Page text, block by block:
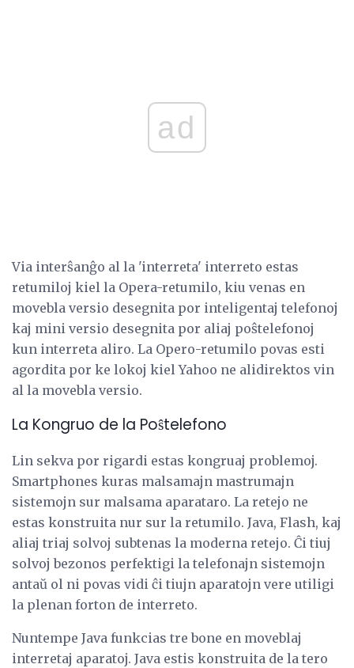
ad
Via interŝanĝo al la 'interreta' interreto estas
retumiloj kiel la Opera-retumilo, kiu venas en
movebla versio desegnita por inteligentaj telefonoj
kaj mini versio desegnita por aliaj poŝtelefonoj
kun interreta aliro. La Opero-retumilo povas esti
agordita por ke lokoj kiel Yahoo ne alidirektos vin
al la movebla versio.
La Kongruo de la Poŝtelefono
Lin sekva por rigardi estas kongruaj problemoj.
Smartphones kuras malsamajn mastrumajn
sistemojn sur malsama aparataro. La retejo ne
estas konstruita nur sur la retumilo. Java, Flash, kaj
aliaj triaj solvoj subtenas la moderna retejo. Ĉi tiuj
solvoj bezonos perfektigi la telefonajn sistemojn
antaŭ ol ni povas vidi ĉi tiujn aparatojn vere utiligi
la plenan forton de interreto.
Nuntempe Java funkcias tre bone en moveblaj
interretaj aparatoj. Java estis konstruita de la tero